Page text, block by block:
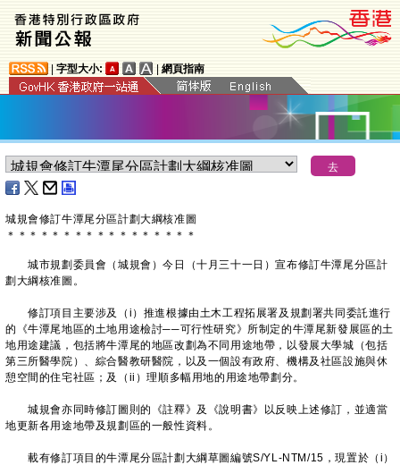
字型大小: 網頁指南
城規會修訂牛潭尾分區計劃大綱核准圖
＊ ＊ ＊ ＊ ＊ ＊ ＊ ＊ ＊ ＊ ＊ ＊ ＊ ＊ ＊ ＊ ＊
​城市規劃委員會（城規會）今日（十月三十一日）宣布修訂牛潭尾分區計
劃大綱核准圖。
修訂項目主要涉及（i）推進根據由土木工程拓展署及規劃署共同委託進行
的《牛潭尾地區的土地用途檢討──可行性研究》所制定的牛潭尾新發展區的土
地用途建議，包括將牛潭尾的地區改劃為不同用途地帶，以發展大學城（包括
第三所醫學院）、綜合醫教研醫院，以及一個設有政府、機構及社區設施與休
憩空間的住宅社區；及（ii）理順多幅用地的用途地帶劃分。
城規會亦同時修訂圖則的《註釋》及《說明書》以反映上述修訂，並適當
地更新各用途地帶及規劃區的一般性資料。
載有修訂項目的牛潭尾分區計劃大綱草圖編號S/YL-NTM/15，現置於（i）